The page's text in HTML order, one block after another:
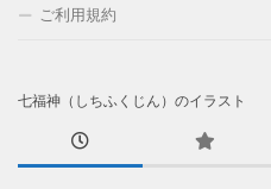
ご利用規約
七福神（しちふくじん）のイラスト